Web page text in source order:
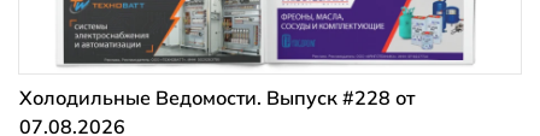
Холодильные Ведомости. Выпуск #228 от
07.08.2026